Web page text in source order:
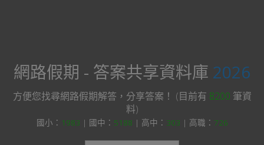
網路假期 - 答案共享資料庫 2026
方便您找尋網路假期解答，分享答案！ (目前有 8200 筆資
料)
國小： 1983 | 國中： 5188 | 高中： 303 | 高職： 726